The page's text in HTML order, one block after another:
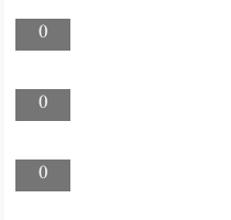
0
0
0